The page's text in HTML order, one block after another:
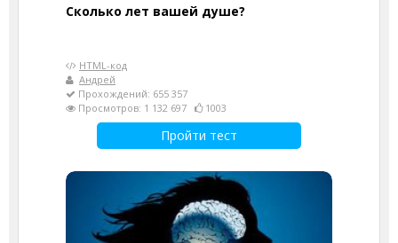
Cколько лет вашей душе?
HTML-код
Андрей
Прохождений: 655 357
Просмотров: 1 132 697
1003
Пройти тест